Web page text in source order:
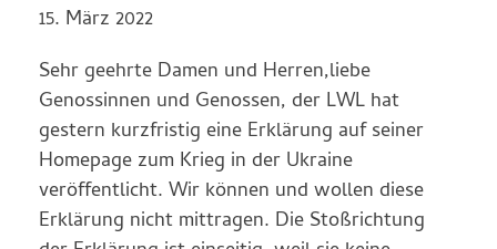
15. März 2022
Sehr geehrte Damen und Herren,liebe
Genossinnen und Genossen, der LWL hat
gestern kurzfristig eine Erklärung auf seiner
Homepage zum Krieg in der Ukraine
veröffentlicht. Wir können und wollen diese
Erklärung nicht mittragen. Die Stoßrichtung